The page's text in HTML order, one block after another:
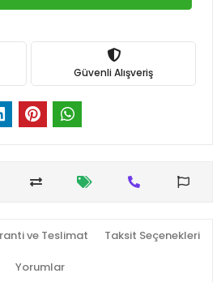
Güvenli Alışveriş
ve Teslimat Taksit Seçenekleri
Yorumlar